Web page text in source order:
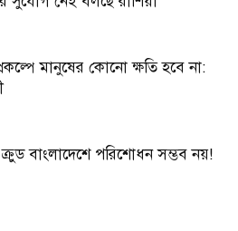
মানুষের কোনো ক্ষতি হবে না:
ক্রুড বাংলাদেশে পরিশোধন সম্ভব নয়!